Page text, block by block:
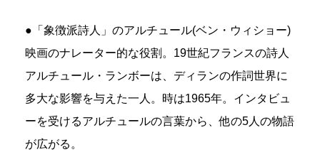
●「象徴派詩人」のアルチュール(ベン・ウィショー)
映画のナレーター的な役割。19世紀フランスの詩人
アルチュール・ランボーは、ディランの作詞世界に
多大な影響を与えた一人。時は1965年。インタビュ
ーを受けるアルチュールの言葉から、他の5人の物語
が広がる。